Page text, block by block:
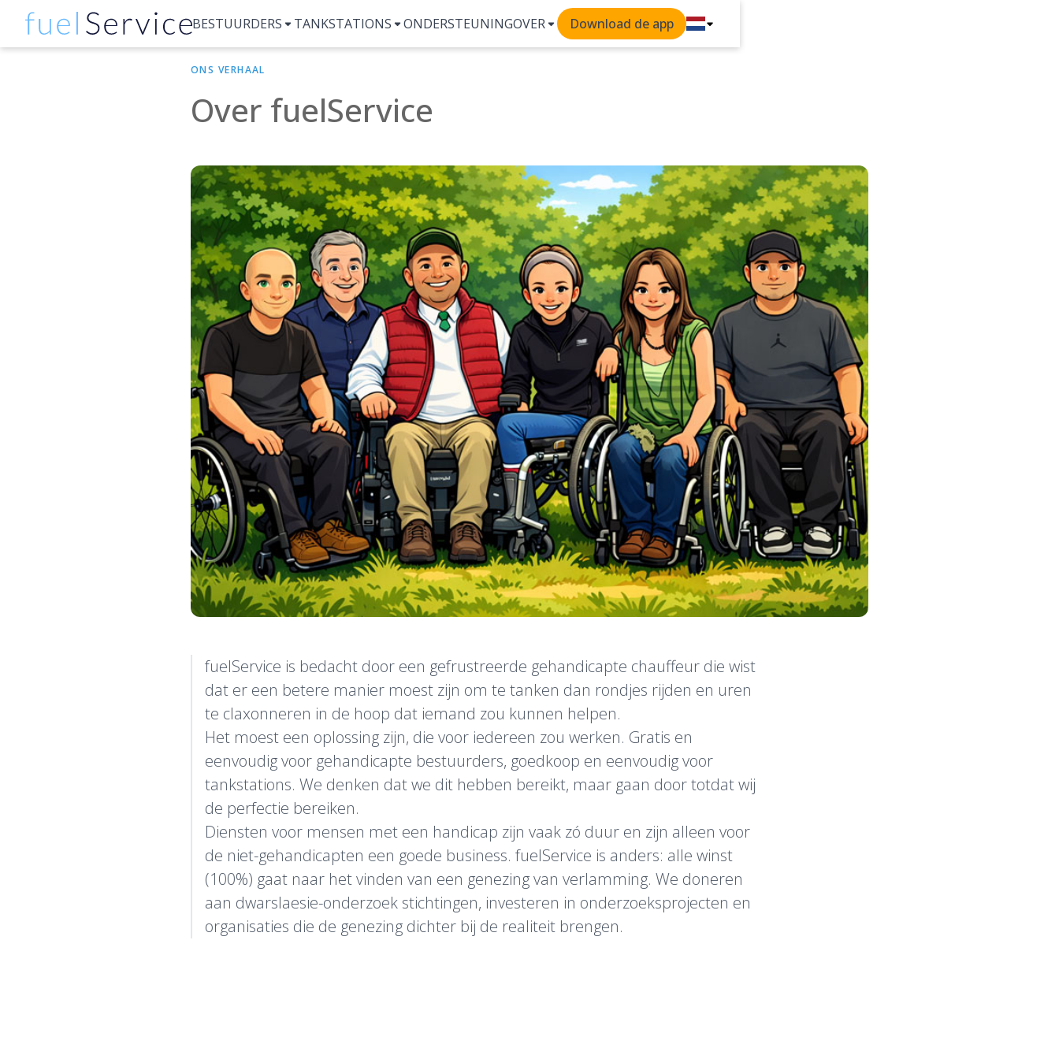
BESTUURDERS TANKSTATIONS ONDERSTEUNINGOVER Download de app
ONS VERHAAL
Over fuelService
fuelService is bedacht door een gefrustreerde gehandicapte chauffeur die wist
dat er een betere manier moest zijn om te tanken dan rondjes rijden en uren
te claxonneren in de hoop dat iemand zou kunnen helpen.
Het moest een oplossing zijn, die voor iedereen zou werken. Gratis en
eenvoudig voor gehandicapte bestuurders, goedkoop en eenvoudig voor
tankstations. We denken dat we dit hebben bereikt, maar gaan door totdat wij
de perfectie bereiken.
Diensten voor mensen met een handicap zijn vaak zó duur en zijn alleen voor
de niet-gehandicapten een goede business. fuelService is anders: alle winst
(100%) gaat naar het vinden van een genezing van verlamming. We doneren
aan dwarslaesie-onderzoek stichtingen, investeren in onderzoeksprojecten en
organisaties die de genezing dichter bij de realiteit brengen.